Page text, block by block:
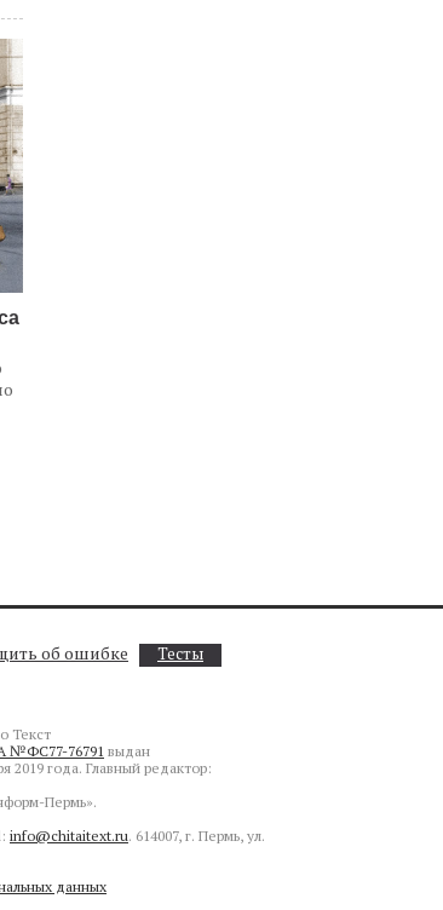
об ошибке Тесты
Текст
№ФС77-76791 выдан
2019 года. Главный редактор:
Пермь».
info@chitaitext.ru. 614007, г. Пермь, ул.
данных